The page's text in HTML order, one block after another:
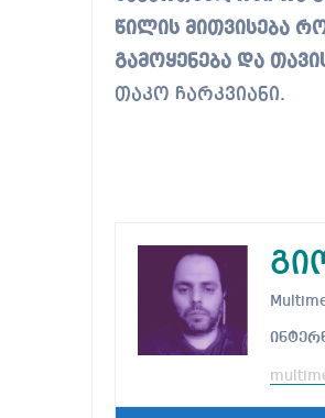
წილის მითვისება
გამოყენება და
თაკო ჩარკვიანი.